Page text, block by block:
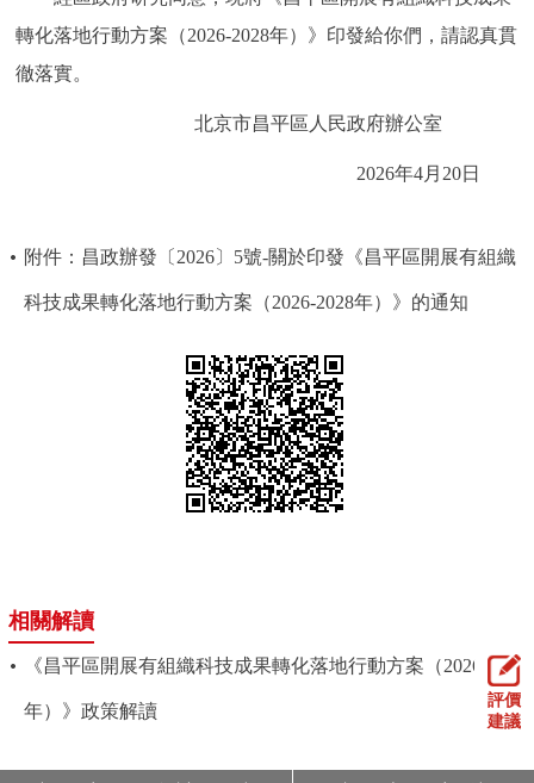
仲介服務 陽光政務
政民互動
我要諮詢 我要建議
走進北京
圖説北京
한국어
العربية PORTUGUÊS
ITALIANO
轉化落地行動方案（2026-2028年）》印發給你們，請認真貫
徹落實。
北京市昌平區人民政府辦公室
2026年4月20日
附件：昌政辦發〔2026〕5號-關於印發《昌平區開展有組織
科技成果轉化落地行動方案（2026-2028年）》的通知
相關解讀
《昌平區開展有組織科技成果轉化落地行動方案（2026-2028
年）》政策解讀
評價
建議